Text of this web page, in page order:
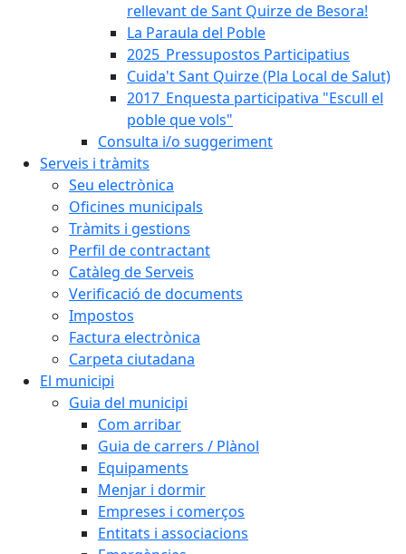
rellevant de Sant Quirze de Besora!
La Paraula del Poble
2025_Pressupostos Participatius
Cuida't Sant Quirze (Pla Local de Salut)
2017_Enquesta participativa "Escull el
poble que vols"
Consulta i/o suggeriment
Serveis i tràmits
Seu electrònica
Oficines municipals
Tràmits i gestions
Perfil de contractant
Catàleg de Serveis
Verificació de documents
Impostos
Factura electrònica
Carpeta ciutadana
El municipi
Guia del municipi
Com arribar
Guia de carrers / Plànol
Equipaments
Menjar i dormir
Empreses i comerços
Entitats i associacions